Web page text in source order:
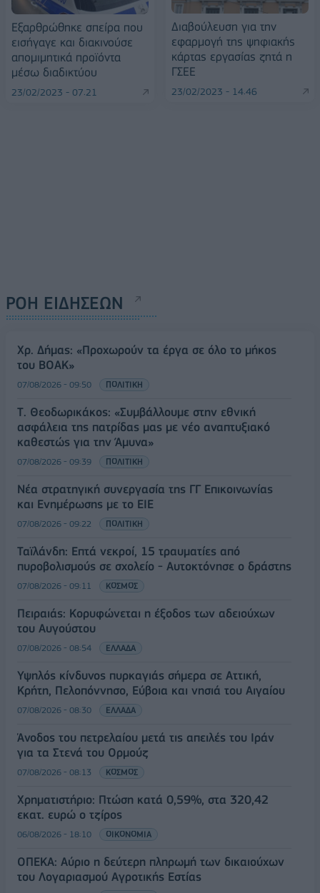
Εξαρθρώθηκε σπείρα που
εισήγαγε και διακινούσε
απομιμητικά προϊόντα
μέσω διαδικτύου
23/02/2023 - 07:21
Διαβούλευση για την
εφαρμογή της ψηφιακής
κάρτας εργασίας ζητά η
ΓΣΕΕ
23/02/2023 - 14:46
ΡΟΗ ΕΙΔΗΣΕΩΝ
Χρ. Δήμας: «Προχωρούν τα έργα σε όλο το μήκος
του ΒΟΑΚ»
07/08/2026 - 09:50 ΠΟΛΙΤΙΚΗ
Τ. Θεοδωρικάκος: «Συμβάλλουμε στην εθνική
ασφάλεια της πατρίδας μας με νέο αναπτυξιακό
καθεστώς για την Άμυνα»
07/08/2026 - 09:39 ΠΟΛΙΤΙΚΗ
Νέα στρατηγική συνεργασία της ΓΓ Επικοινωνίας
και Ενημέρωσης με το ΕΙΕ
07/08/2026 - 09:22 ΠΟΛΙΤΙΚΗ
Ταϊλάνδη: Επτά νεκροί, 15 τραυματίες από
πυροβολισμούς σε σχολείο - Αυτοκτόνησε ο δράστης
07/08/2026 - 09:11 ΚΟΣΜΟΣ
Πειραιάς: Κορυφώνεται η έξοδος των αδειούχων
του Αυγούστου
07/08/2026 - 08:54 ΕΛΛΑΔΑ
Υψηλός κίνδυνος πυρκαγιάς σήμερα σε Αττική,
Κρήτη, Πελοπόννησο, Εύβοια και νησιά του Αιγαίου
07/08/2026 - 08:30 ΕΛΛΑΔΑ
Άνοδος του πετρελαίου μετά τις απειλές του Ιράν
για τα Στενά του Ορμούζ
07/08/2026 - 08:13 ΚΟΣΜΟΣ
Χρηματιστήριο: Πτώση κατά 0,59%, στα 320,42
εκατ. ευρώ ο τζίρος
06/08/2026 - 18:10 ΟΙΚΟΝΟΜΙΑ
ΟΠΕΚΑ: Αύριο η δεύτερη πληρωμή των δικαιούχων
του Λογαριασμού Αγροτικής Εστίας